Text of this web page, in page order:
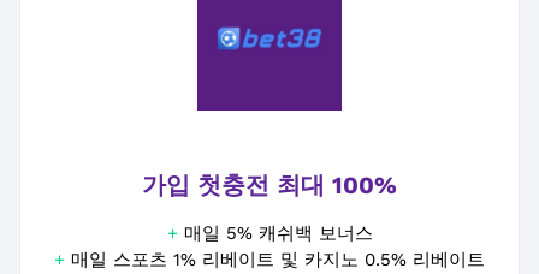
가입 첫충전 최대 100%
+ 매일 5% 캐쉬백 보너스
+ 매일 스포츠 1% 리베이트 및 카지노 0.5% 리베이트